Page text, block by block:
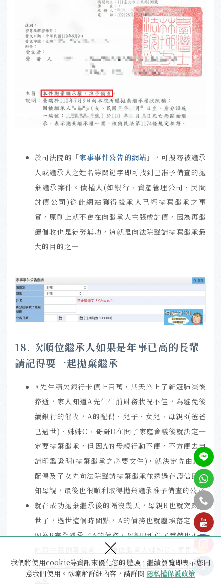
我們將使用cookie等資訊來優化您的體驗，繼續瀏覽即表示您同
意我們使用。欲瞭解詳細內容，請詳閱 隱私權保護政策
×
於司法院的「家事事件公告的網站 」，可搜尋被繼承
人或繼承人之姓名等關鍵字即可找到已准予備查的拋
棄繼承案件。債權人(如銀行、資產管理公司、民間
討債公司)從此網站獲得繼承人已經拋棄繼承之事
實，原則上就不會在向繼承人主張或討債，因為再繼
續催收也是徒勞無功，這就是向法院聲請拋棄繼承最
大的目的之一
18. 次順位繼承人如果是年事已高的長輩
請記得要一起拋棄繼承
A先生積欠銀行卡債上百萬，某天染上了新冠肺炎後
猝逝，家人知道A先生生前財務狀況不佳，為避免後
續銀行的催收，A的配偶、兒子、女兒、母親B(爸爸
已過世)、姊姊C、哥哥D在開了家庭會議後就決定一
定要拋棄繼承，但因A的母親行動不便，不方便去申
請印鑑證明(拋棄繼承之必要文件)，就決定先由A之
配偶及子女先向法院聲請拋棄繼承並透過存證信函通
知母親，最後也很順利取得拋棄繼承准予備查的公文
就在成功拋棄繼承後的隔沒幾天，母親B也就突然離
世了，過世這個時間點，A的債務也就塵埃落定了，
因為B完全繼承了A的債務，母親B死亡了當然也不可
能再主張拋棄繼承，三順位繼承人姊姊C、哥哥D也
就不會有繼承權，相對的也無任何機會可以主張拋棄
繼承
tel